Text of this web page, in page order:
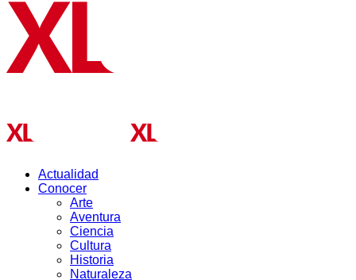
Actualidad
Conocer
Arte
Aventura
Ciencia
Cultura
Historia
Naturaleza